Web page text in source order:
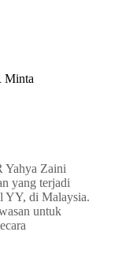
Minta
Yahya Zaini
yang terjadi
YY, di Malaysia.
untuk